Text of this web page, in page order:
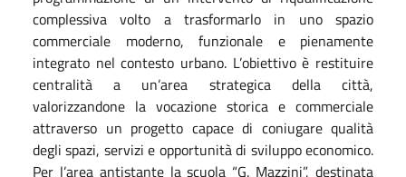
complessiva volto a trasformarlo in uno spazio
commerciale moderno, funzionale e pienamente
integrato nel contesto urbano. L’obiettivo è restituire
centralità a un’area strategica della città,
valorizzandone la vocazione storica e commerciale
attraverso un progetto capace di coniugare qualità
degli spazi, servizi e opportunità di sviluppo economico.
Per l’area antistante la scuola “G. Mazzini”, destinata